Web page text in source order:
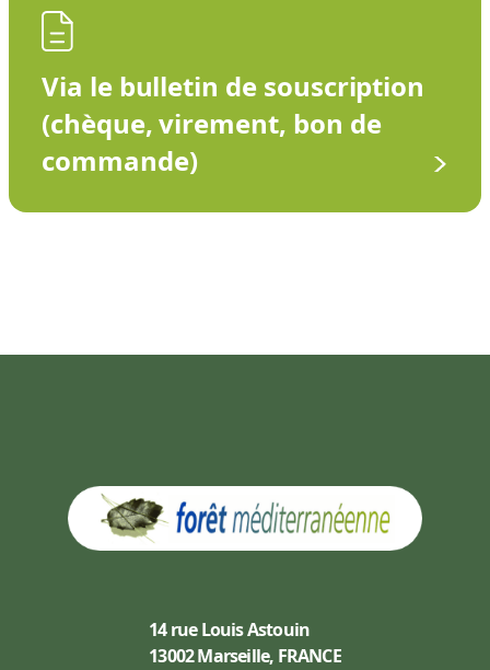
Via le bulletin de souscription
(chèque, virement, bon de
commande)
14 rue Louis Astouin
13002 Marseille, FRANCE